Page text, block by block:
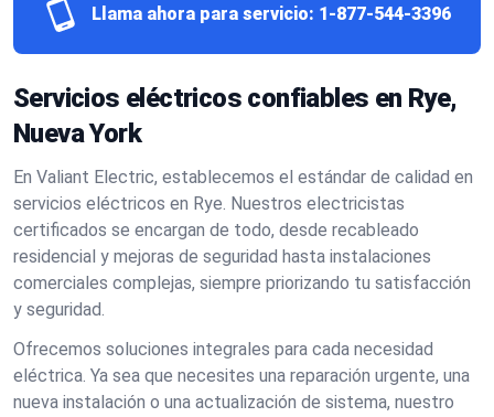
Llama ahora para servicio: 1-877-544-3396
Servicios eléctricos confiables en Rye,
Nueva York
En Valiant Electric, establecemos el estándar de calidad en
servicios eléctricos en Rye. Nuestros electricistas
certificados se encargan de todo, desde recableado
residencial y mejoras de seguridad hasta instalaciones
comerciales complejas, siempre priorizando tu satisfacción
y seguridad.
Ofrecemos soluciones integrales para cada necesidad
eléctrica. Ya sea que necesites una reparación urgente, una
nueva instalación o una actualización de sistema, nuestro